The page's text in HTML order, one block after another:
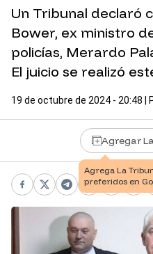
Un Tribunal declaró
Bower, ex ministro
policías, Merardo
El juicio se realizó
19 de octubre de 2024 - 20:48 |
Agregar
Facebook
X Telegram
WhatsApp